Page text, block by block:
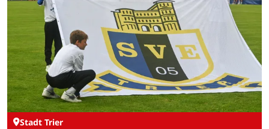
Stadt Trier